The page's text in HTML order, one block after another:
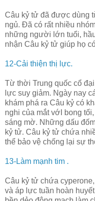
Câu kỷ tử đã được dùng
ngủ. Đã có rất nhiều
những người lớn tuổi,
nhận Câu kỷ tử giúp họ
12-Cải thiện thị lực.
Từ thời Trung quốc cổ
lực suy giảm. Ngày nay
khám phá ra Câu kỷ có
nghi của mắt vớI bong
sáng mờ. Những dấu
kỷ tử. Câu kỷ tử chứa
thể bảo vệ chống lại sự
13-Làm mạnh tim .
Câu kỷ tử chứa
và áp lực tuần hoàn